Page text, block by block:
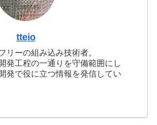
tteio
リーの組み込み技術者。
発工程の一通りを守備範囲にし
発で役に立つ情報を発信してい